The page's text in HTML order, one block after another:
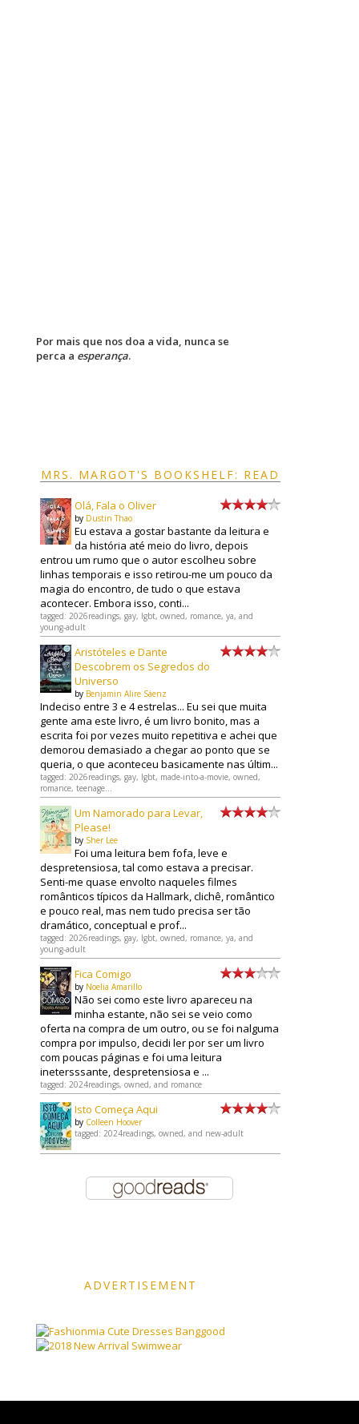
Por mais que nos doa a vida, nunca se
perca a esperança.
MRS. MARGOT'S BOOKSHELF: READ
Olá, Fala o Oliver
by Dustin Thao
Eu estava a gostar bastante da leitura e
da história até meio do livro, depois
entrou um rumo que o autor escolheu sobre
linhas temporais e isso retirou-me um pouco da
magia do encontro, de tudo o que estava
acontecer. Embora isso, conti...
tagged: 2026readings, gay, lgbt, owned, romance, ya, and
young-adult
Aristóteles e Dante
Descobrem os Segredos do
Universo
by Benjamin Alire Sáenz
Indeciso entre 3 e 4 estrelas... Eu sei que muita
gente ama este livro, é um livro bonito, mas a
escrita foi por vezes muito repetitiva e achei que
demorou demasiado a chegar ao ponto que se
queria, o que aconteceu basicamente nas últim...
tagged: 2026readings, gay, lgbt, made-into-a-movie, owned,
romance, teenage...
Um Namorado para Levar,
Please!
by Sher Lee
Foi uma leitura bem fofa, leve e
despretensiosa, tal como estava a precisar.
Senti-me quase envolto naqueles filmes
românticos típicos da Hallmark, clichê, romântico
e pouco real, mas nem tudo precisa ser tão
dramático, conceptual e prof...
tagged: 2026readings, gay, lgbt, owned, romance, ya, and
young-adult
Fica Comigo
by Noelia Amarillo
Não sei como este livro apareceu na
minha estante, não sei se veio como
oferta na compra de um outro, ou se foi nalguma
compra por impulso, decidi ler por ser um livro
com poucas páginas e foi uma leitura
inetersssante, despretensiosa e ...
tagged: 2024readings, owned, and romance
Isto Começa Aqui
by Colleen Hoover
tagged: 2024readings, owned, and new-adult
ADVERTISEMENT
Banggood